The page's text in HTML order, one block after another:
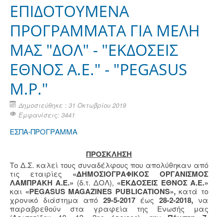
ΕΠΙΔΟΤΟΥΜΕΝΑ
ΠΡΟΓΡΑΜΜΑTA ΓΙΑ ΜΕΛΗ
ΜΑΣ "ΔΟΛ" - "ΕΚΔΟΣΕΙΣ
ΕΘΝΟΣ Α.Ε." - "PEGASUS
M.P."
Δημοσιεύθηκε : 31 Οκτωβρίου 2019
Εμφανίσεις: 3441
ΕΣΠΑ-ΠΡΟΓΡΑΜΜΑ
ΠΡΟΣΚΛΗΣΗ
Το Δ.Σ. καλεί τους συναδέλφους που απολύθηκαν από
τις εταιρίες «ΔΗΜΟΣΙΟΓΡΑΦΙΚΟΣ ΟΡΓΑΝΙΣΜΟΣ
ΛΑΜΠΡΑΚΗ Α.Ε.» (δ.τ. ΔΟΛ), «ΕΚΔΟΣΕΙΣ ΕΘΝΟΣ Α.Ε.»
και «PEGASUS MAGAZINES PUBLICATIONS»,κατά το
χρονικό διάστημα από 29-5-2017έως 28-2-2018,να
παραβρεθούν στα γραφεία της Ενωσής μας